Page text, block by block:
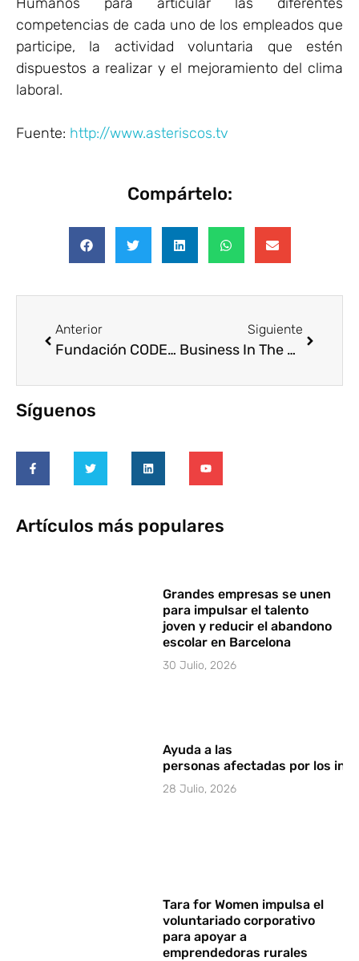
Humanos para articular las diferentes
competencias de cada uno de los empleados que
participe, la actividad voluntaria que estén
dispuestos a realizar y el mejoramiento del clima
laboral.
Fuente: http://www.asteriscos.tv
Compártelo:
Anterior
Fundación CODESPA recibe el cheque de más de 26.000 € recaudados en el rastrillo solidario de Women´Secret
Siguiente
Business In The Community organiza la jornada “Sharpening skills through Employee Volunteering”
Síguenos
Artículos más populares
Grandes empresas se unen
para impulsar el talento
joven y reducir el abandono
escolar en Barcelona
30 Julio, 2026
Ayuda a las
personas afectadas por los
28 Julio, 2026
Tara for Women impulsa el
voluntariado corporativo
para apoyar a
emprendedoras rurales